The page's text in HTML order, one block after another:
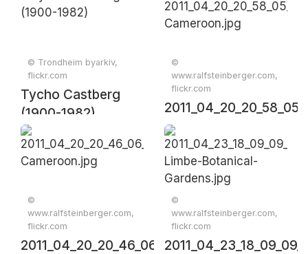
© Trondheim byarkiv,
flickr.com
Tycho Castberg
(1900-1982)
©
www.ralfsteinberger.com,
flickr.com
Cameroon.jpg
©
www.ralfsteinberger.com,
flickr.com
2011_04_20_20_46_06_CAM-
©
www.ralfsteinberger.com,
flickr.com